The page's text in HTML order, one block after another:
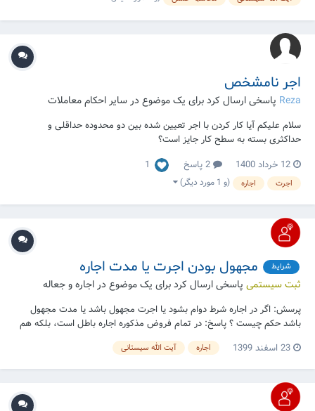
اجر نامشخص
Reza پاسخی ارسال کرد برای یک موضوع در سایر احکام معاملات
سلام علیکم آیا کار کردن با اجر تعیین شده بین دو محدوده حداقلی و
حداکثری بسته به سطح کار جایز است؟
12 خرداد 1400
1
اجرت اجاره (و 1 مورد دیگر)
شرایط مجهول بودن اجرت یا مدت اجاره
ثبت سیستمی پاسخی ارسال کرد برای یک موضوع در اجاره و جعاله
پرسش: اگر در اجاره شرط دوام بشود یا اجرت مجهول باشد یا مدت مجهول
باشد حکم چیست ؟ پاسخ: در تمام فروض مذکوره اجاره باطل است، بلکه هم
باید مدت اجاره را تعیین کنند و هم اجرت را باید مشخص کنند . منبع: سایت
از م۳۷۳ |
23 اسفند 1399 اجاره آیت الله سیستانی